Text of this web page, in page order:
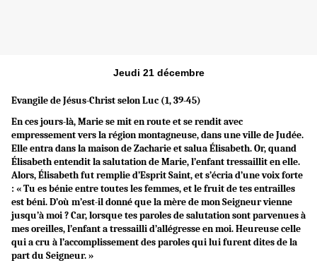
Jeudi 21 décembre
Evangile de Jésus-Christ selon Luc (1, 39-45)
En ces jours-là, Marie se mit en route et se rendit avec
empressement vers la région montagneuse, dans une ville de Judée.
Elle entra dans la maison de Zacharie et salua Élisabeth. Or, quand
Élisabeth entendit la salutation de Marie, l’enfant tressaillit en elle.
Alors, Élisabeth fut remplie d’Esprit Saint, et s’écria d’une voix forte
: « Tu es bénie entre toutes les femmes, et le fruit de tes entrailles
est béni. D’où m’est-il donné que la mère de mon Seigneur vienne
jusqu’à moi ? Car, lorsque tes paroles de salutation sont parvenues à
mes oreilles, l’enfant a tressailli d’allégresse en moi. Heureuse celle
qui a cru à l’accomplissement des paroles qui lui furent dites de la
part du Seigneur. »